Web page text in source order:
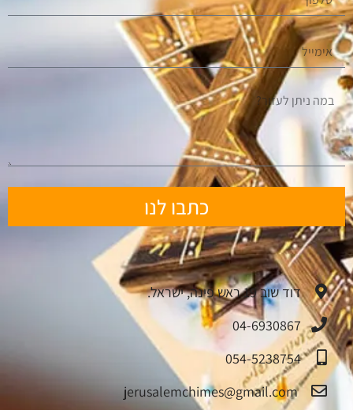
כתבו לנו
דוד שוב 19 ראש פינה, ישראל.
04-6930867
054-5238754
jerusalemchimes@gmail.com‏